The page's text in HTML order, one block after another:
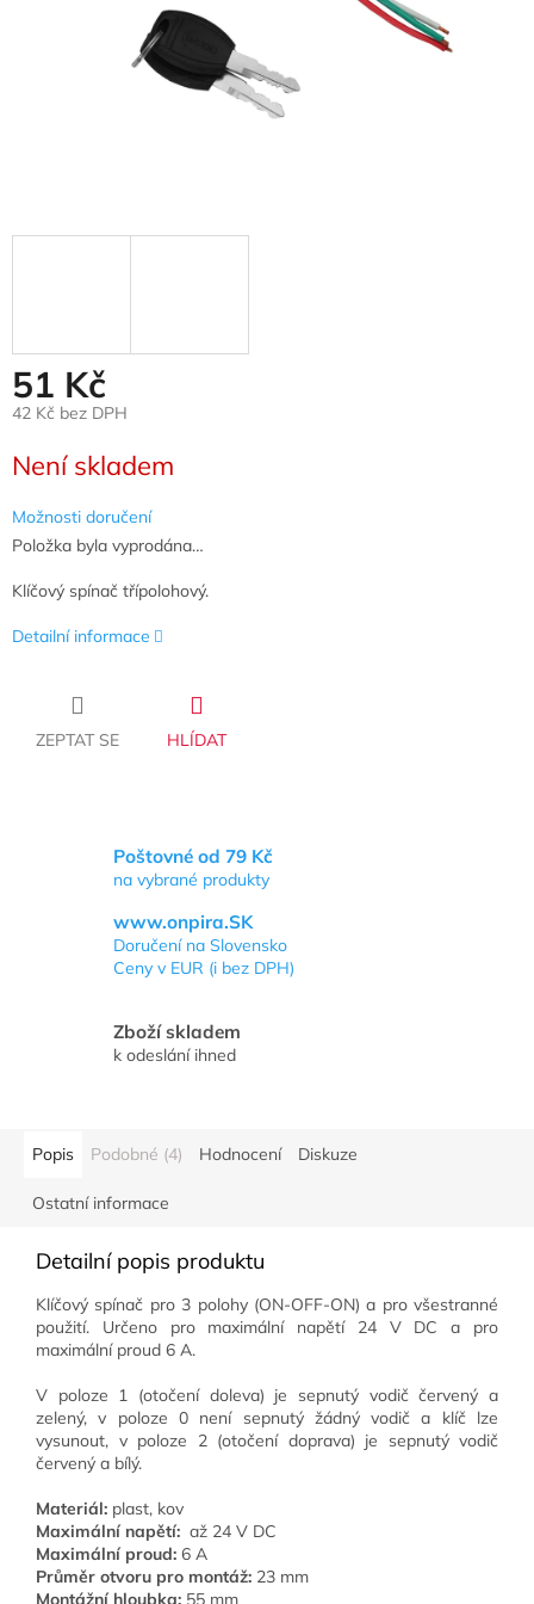
51 Kč
42 Kč bez DPH
cena:
Není skladem
Možnosti doručení
Položka byla vyprodána…
Klíčový spínač třípolohový.
Detailní informace
ZEPTAT SE HLÍDAT
Poštovné od 79 Kč
na vybrané produkty
www.onpira.SK
Doručení na Slovensko
Ceny v EUR (i bez DPH)
Zboží skladem
k odeslání ihned
Popis Podobné (4) Hodnocení Diskuze
Ostatní informace
Detailní popis produktu
Klíčový spínač pro 3 polohy (ON-OFF-ON) a pro všestranné
použití. Určeno pro maximální napětí 24 V DC a pro
maximální proud 6 A.
V poloze 1 (otočení doleva) je sepnutý vodič červený a
zelený, v poloze 0 není sepnutý žádný vodič a klíč lze
vysunout, v poloze 2 (otočení doprava) je sepnutý vodič
červený a bílý.
Materiál: plast, kov
Maximální napětí: až 24 V DC
Maximální proud: 6 A
Průměr otvoru pro montáž: 23 mm
Montážní hloubka: 55 mm